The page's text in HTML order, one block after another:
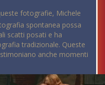
fotografie, Michele
spontanea possa
scatti posati e ha
tradizionale. Queste
anche momenti